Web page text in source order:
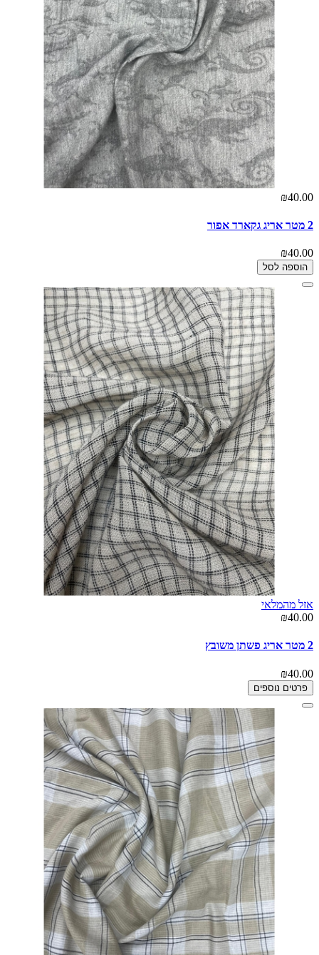
₪40.00
2 מטר אריג גקארד אפור
₪40.00
הוספה לסל
אזל מהמלאי
₪40.00
2 מטר אריג פשתן משובץ
₪40.00
פרטים נוספים